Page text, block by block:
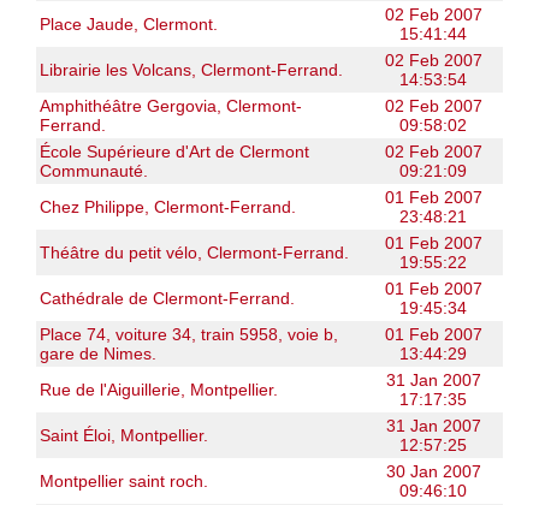
Place Jaude, Clermont.
02 Feb 2007
15:41:44
Librairie les Volcans, Clermont-Ferrand.
02 Feb 2007
14:53:54
Amphithéâtre Gergovia, Clermont-
Ferrand.
02 Feb 2007
09:58:02
École Supérieure d'Art de Clermont
Communauté.
02 Feb 2007
09:21:09
Chez Philippe, Clermont-Ferrand.
01 Feb 2007
23:48:21
Théâtre du petit vélo, Clermont-Ferrand.
01 Feb 2007
19:55:22
Cathédrale de Clermont-Ferrand.
01 Feb 2007
19:45:34
Place 74, voiture 34, train 5958, voie b,
gare de Nimes.
01 Feb 2007
13:44:29
Rue de l'Aiguillerie, Montpellier.
31 Jan 2007
17:17:35
Saint Éloi, Montpellier.
31 Jan 2007
12:57:25
Montpellier saint roch.
30 Jan 2007
09:46:10